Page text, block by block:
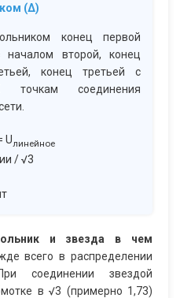
(∆)
конец первой
началом второй, конец
конец третьей с
соединения
Uлинейное
/ √3
и звезда в чем
всего в распределении
соединении звездой
в √3 (примерно 1,73)